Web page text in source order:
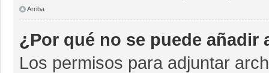
Arriba
¿Por qué no se puede
Los permisos para adjuntar